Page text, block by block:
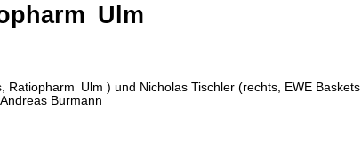
Ulm
Ratiopharm Ulm ) und Nicholas Tischler (rechts, EWE Baskets
Burmann